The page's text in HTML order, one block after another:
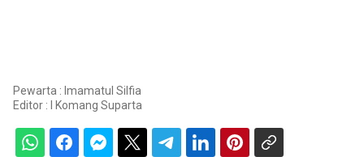
Pewarta : Imamatul Silfia
Editor :
I Komang Suparta